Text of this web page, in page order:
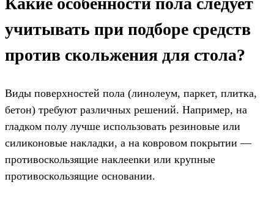
учитывать при подборе средств
против скольжения для стола?
Виды поверхностей пола (линолеум, паркет, плитка,
бетон) требуют различных решений. Например, на
гладком полу лучше использовать резиновые или
силиконовые накладки, а на ковровом покрытии —
противоскользящие наклеenки или крупные
противоскользящие основании.